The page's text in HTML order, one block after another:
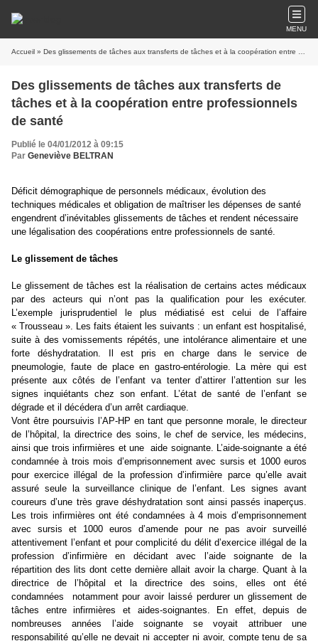
MENU
Accueil » Des glissements de tâches aux transferts de tâches et à la coopération entre professionnels de santé
Des glissements de tâches aux transferts de
tâches et à la coopération entre professionnels
de santé
Publié le 04/01/2012 à 09:15
Par Geneviève BELTRAN
Déficit démographique de personnels médicaux, évolution des
techniques médicales et obligation de maîtriser les dépenses de santé
engendrent d’inévitables glissements de tâches et rendent nécessaire
une légalisation des coopérations entre professionnels de santé.
Le glissement de tâches
Le glissement de tâches est la réalisation de certains actes médicaux
par des acteurs qui n’ont pas la qualification pour les exécuter.
L’exemple jurisprudentiel le plus médiatisé est celui de l’affaire
« Trousseau ». Les faits étaient les suivants : un enfant est hospitalisé,
suite à des vomissements répétés, une intolérance alimentaire et une
forte déshydratation. Il est pris en charge dans le service de
pneumologie, faute de place en gastro-entérologie. La mère qui est
présente aux côtés de l’enfant va tenter d’attirer l’attention sur les
signes inquiétants chez son enfant. L’état de santé de l’enfant se
dégrade et il décédera d’un arrêt cardiaque.
Vont être poursuivis l’AP-HP en tant que personne morale, le directeur
de l’hôpital, la directrice des soins, le chef de service, les médecins,
ainsi que trois infirmières et une aide soignante. L’aide-soignante a été
condamnée à trois mois d’emprisonnement avec sursis et 1000 euros
pour exercice illégal de la profession d’infirmière parce qu’elle avait
assuré seule la surveillance clinique de l’enfant. Les signes avant
coureurs d’une très grave déshydratation sont ainsi passés inaperçus.
Les trois infirmières ont été condamnées à 4 mois d’emprisonnement
avec sursis et 1000 euros d’amende pour ne pas avoir surveillé
attentivement l’enfant et pour complicité du délit d’exercice illégal de la
profession d’infirmière en décidant avec l’aide soignante de la
répartition des lits dont cette dernière allait avoir la charge. Quant à la
directrice de l’hôpital et la directrice des soins, elles ont été
condamnées
notamment pour avoir laissé perdurer un glissement de
tâches entre infirmières et aides-soignantes. En effet, depuis de
nombreuses années l’aide soignante se voyait attribuer une
responsabilité qu’elle ne devait ni accepter ni avoir, compte tenu de sa